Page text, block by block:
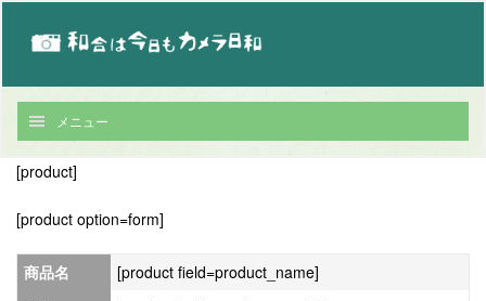
メニュー
[product]
[product option=form]
商品名
[product field=product_name]